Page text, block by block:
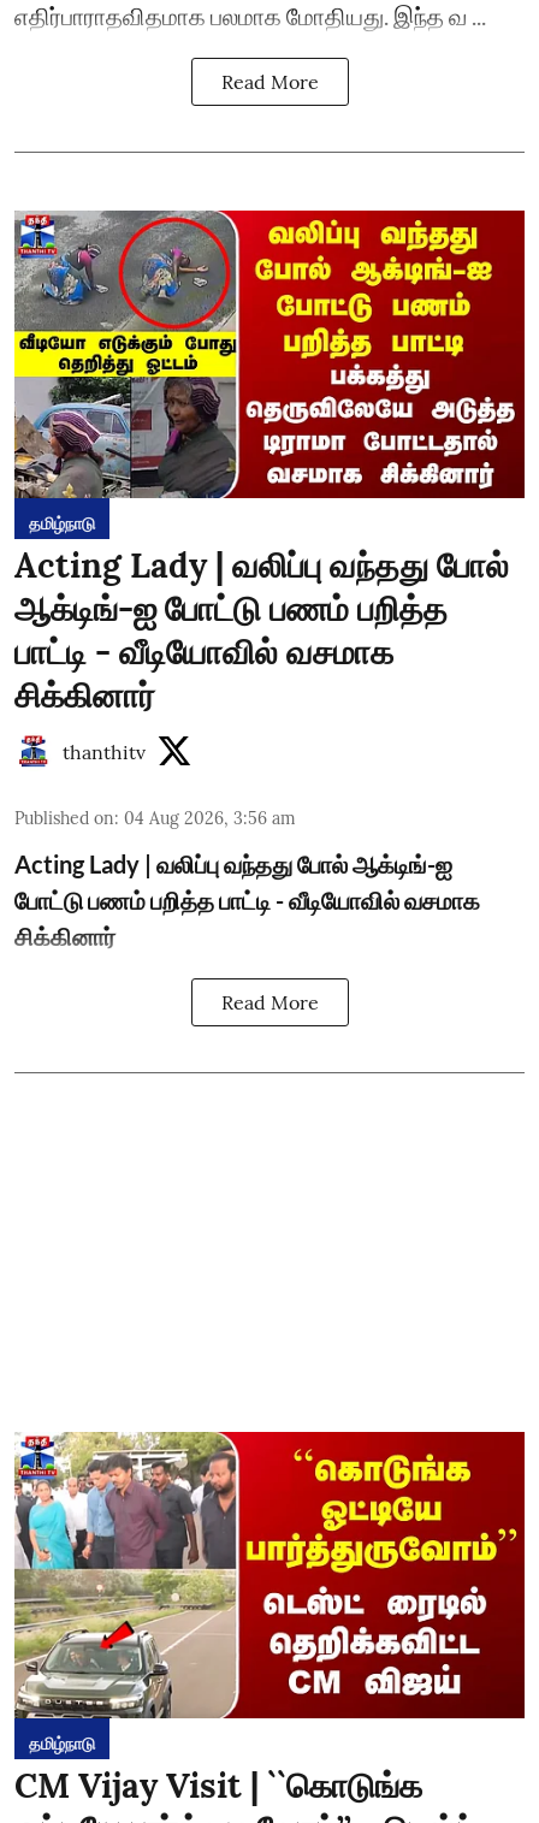
எதிர்பாராதவிதமாக பலமாக மோதியது. இந்த வ ...
Read More
தமிழ்நாடு
Acting Lady | வலிப்பு வந்தது போல்
ஆக்டிங்-ஐ போட்டு பணம் பறித்த
பாட்டி - வீடியோவில் வசமாக
சிக்கினார்
thanthitv
Published on: 04 Aug 2026, 3:56 am
Acting Lady | வலிப்பு வந்தது போல் ஆக்டிங்-ஐ
போட்டு பணம் பறித்த பாட்டி - வீடியோவில் வசமாக
சிக்கினார்
Read More
தமிழ்நாடு
CM Vijay Visit | ``கொடுங்க